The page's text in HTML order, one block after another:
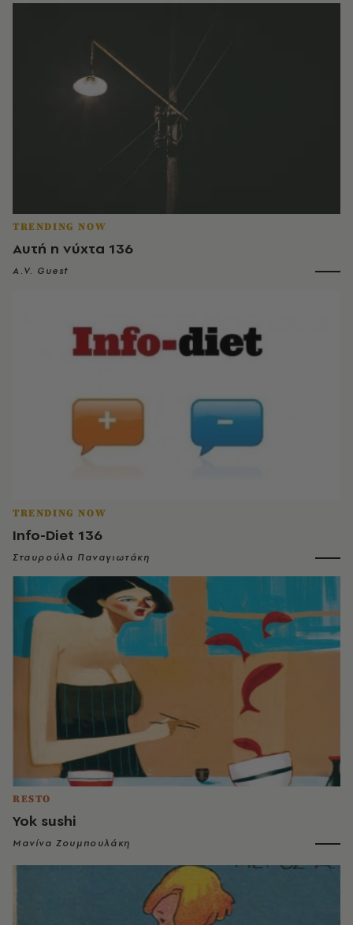
TRENDING NOW
Αυτή η νύχτα 136
A.V. Guest
TRENDING NOW
Info-Diet 136
Σταυρούλα Παναγιωτάκη
RESTO
Yok sushi
Μανίνα Ζουμπουλάκη